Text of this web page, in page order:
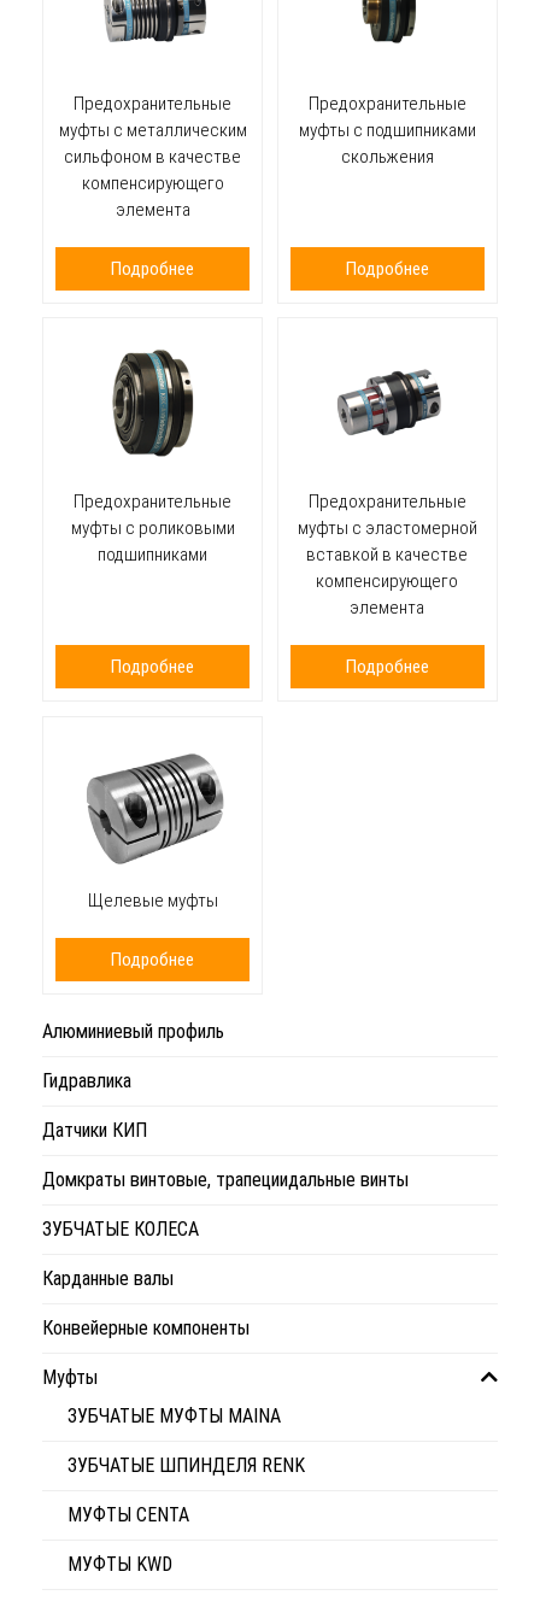
Предохранительные
муфты с металлическим
сильфоном в качестве
компенсирующего
элемента
Подробнее
Предохранительные
муфты с подшипниками
скольжения
Подробнее
Предохранительные
муфты с роликовыми
подшипниками
Подробнее
Предохранительные
муфты с эластомерной
вставкой в качестве
компенсирующего
элемента
Подробнее
Щелевые муфты
Подробнее
Алюминиевый профиль
Гидравлика
Датчики КИП
Домкраты винтовые, трапециидальные винты
ЗУБЧАТЫЕ КОЛЕСА
Карданные валы
Конвейерные компоненты
Муфты
ЗУБЧАТЫЕ МУФТЫ MAINA
ЗУБЧАТЫЕ ШПИНДЕЛЯ RENK
МУФТЫ CENTA
МУФТЫ KWD